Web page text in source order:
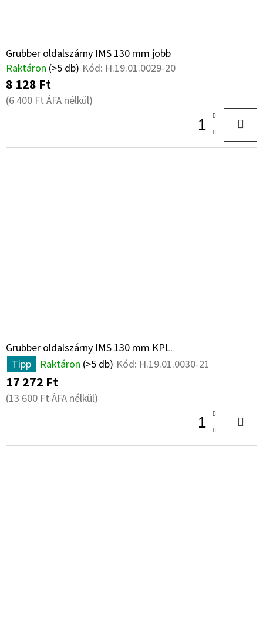
Grubber oldalszárny IMS 130 mm jobb
Raktáron (>5 db) Kód: H.19.01.0029-20
8 128 Ft
(6 400 Ft ÁFA nélkül)
Grubber oldalszárny IMS 130 mm KPL.
Tipp
Raktáron (>5 db) Kód: H.19.01.0030-21
17 272 Ft
(13 600 Ft ÁFA nélkül)